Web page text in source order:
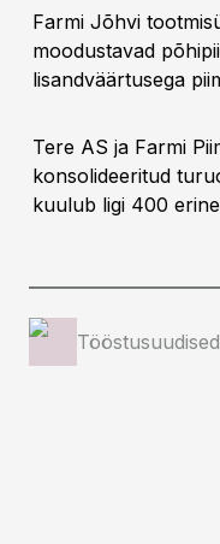
Farmi Jõhvi
moodustavad
lisandväärtusega
Tere AS ja Farmi
konsolideeritud
kuulub ligi 400